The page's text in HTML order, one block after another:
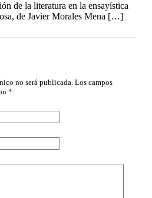
de la literatura en la ensayística
de Javier Morales Mena […]
no será publicada. Los campos
*